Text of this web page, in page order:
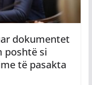
dokumentet
poshtë si
të pasakta